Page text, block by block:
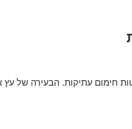
חימום עתיקות. הבעירה של עץ